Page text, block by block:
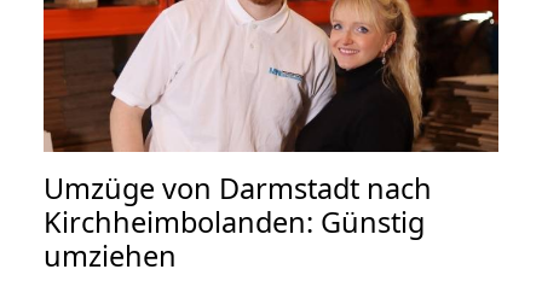
Umzüge von Darmstadt nach
Kirchheimbolanden: Günstig
umziehen